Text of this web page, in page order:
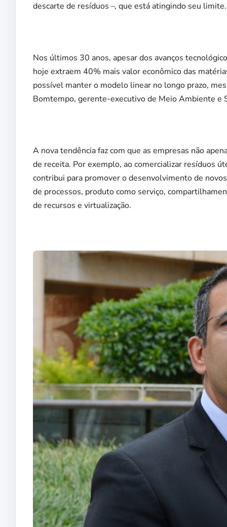
descarte de resíduos –, que está atingindo seu limite.
Nos últimos 30 anos, apesar dos avanços
hoje extraem 40% mais valor econômico das
possível manter o modelo linear no longo prazo,
Bomtempo, gerente-executivo de Meio Ambiente e
A nova tendência faz com que as empresas não
de receita. Por exemplo, ao comercializar resíduos
contribui para promover o desenvolvimento de
de processos, produto como serviço,
de recursos e virtualização.